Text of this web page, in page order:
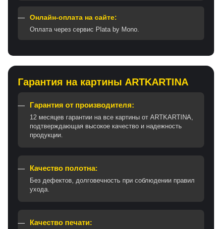
Онлайн-оплата на сайте:
Оплата через сервис Plata by Mono.
Гарантия на картины ARTKARTINA
Гарантия от производителя:
12 месяцев гарантии на все картины от ARTKARTINA,
подтверждающая высокое качество и надежность
продукции.
Качество полотна:
Без дефектов, долговечность при соблюдении правил
ухода.
Качество печати: